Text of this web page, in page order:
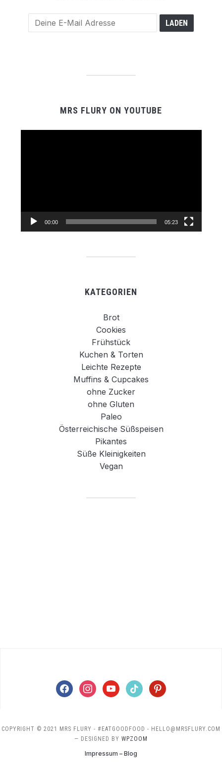
MRS FLURY ON YOUTUBE
00:00 05:23
KATEGORIEN
Brot
Cookies
Frühstück
Kuchen & Torten
Leichte Rezepte
Muffins & Cupcakes
ohne Zucker
ohne Gluten
Paleo
Österreichische Süßspeisen
Pikantes
Süße Kleinigkeiten
Vegan
facebookinstagramyoutubetiktok pinterest
COPYRIGHT © 2021 MRS FLURY - #EATGOODFOOD - HELLO@MRSFLURY.COM
— DESIGNED BY WPZOOM
Impressum – Blog